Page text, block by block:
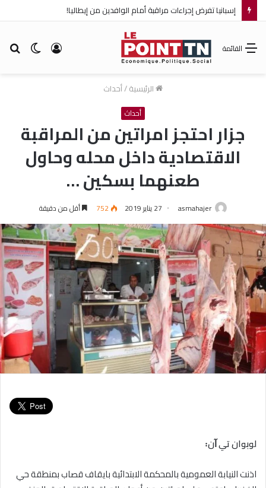
إسبانيا تفرض إجراءات مراقبة أمام الوافدين من إيطاليا!
الوضع تسجيل
القائمة
الرئيسية/أحداث
أحداث
جزار احتجز امراتين من المراقبة
الاقتصادية داخل محله وحاول
طعنهما بسكين …
asmahajer 27 يناير 2019 752 أقل من دقيقة
لوبوان تيﺁن꞉
اذنت النيابة العمومية بالمحكمة الابتدائية بايقاف قصاب بمنطقة حي